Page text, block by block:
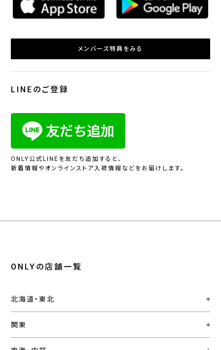
メンバーズ特典をみる
LINEのご登録
ONLY公式LINEを友だち追加すると、
新着情報やオンラインストア入荷情報などをお届けします。
ONLYの店舗一覧
北海道・東北
関東